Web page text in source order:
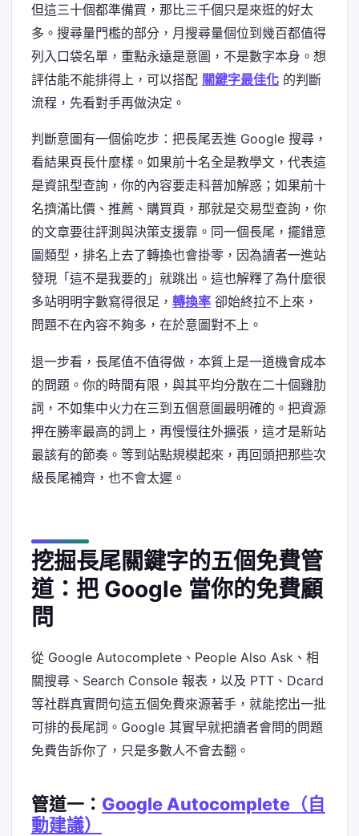
但這三十個都準備買，那比三千個只是來逛的好太
多。搜尋量門檻的部分，月搜尋量個位到幾百都值得
列入口袋名單，重點永遠是意圖，不是數字本身。想
評估能不能排得上，可以搭配 關鍵字最佳化 的判斷
流程，先看對手再做決定。
判斷意圖有一個偷吃步：把長尾丟進 Google 搜尋，
看結果頁長什麼樣。如果前十名全是教學文，代表這
是資訊型查詢，你的內容要走科普加解惑；如果前十
名擠滿比價、推薦、購買頁，那就是交易型查詢，你
的文章要往評測與決策支援靠。同一個長尾，擺錯意
圖類型，排名上去了轉換也會掛零，因為讀者一進站
發現「這不是我要的」就跳出。這也解釋了為什麼很
多站明明字數寫得很足， 轉換率 卻始終拉不上來，
問題不在內容不夠多，在於意圖對不上。
退一步看，長尾值不值得做，本質上是一道機會成本
的問題。你的時間有限，與其平均分散在二十個雞肋
詞，不如集中火力在三到五個意圖最明確的。把資源
押在勝率最高的詞上，再慢慢往外擴張，這才是新站
最該有的節奏。等到站點規模起來，再回頭把那些次
級長尾補齊，也不會太遲。
挖掘長尾關鍵字的五個免費管
道：把 Google 當你的免費顧
問
從 Google Autocomplete、People Also Ask、相
關搜尋、Search Console 報表，以及 PTT、Dcard
等社群真實問句這五個免費來源著手，就能挖出一批
可排的長尾詞。Google 其實早就把讀者會問的問題
免費告訴你了，只是多數人不會去翻。
管道一： Google Autocomplete（自
動建議）